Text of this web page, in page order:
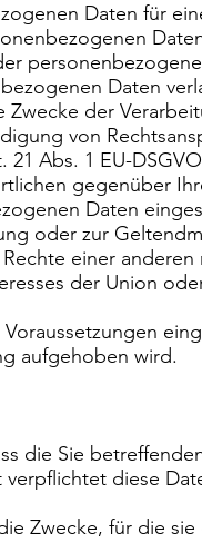
Daten für
Daten
der
von
Abs. 1 EU-
gegenüber
Daten
oder zur
einer
der Union
aufgehoben wird.
die Sie
diese
Zwecke, für die